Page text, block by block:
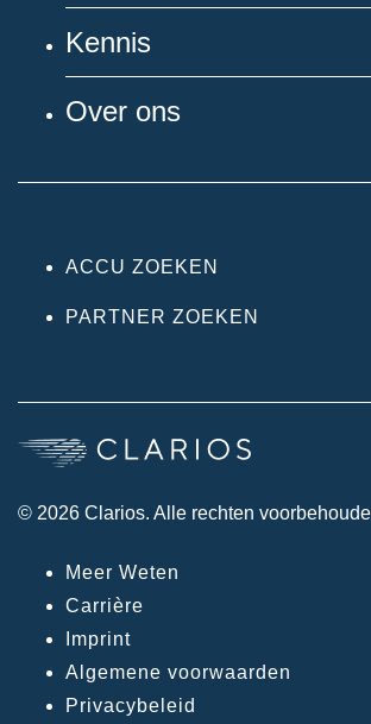
Kennis
Over ons
ACCU ZOEKEN
PARTNER ZOEKEN
© 2026 Clarios. Alle rechten
Meer Weten
Carrière
Imprint
Algemene voorwaarden
Privacybeleid